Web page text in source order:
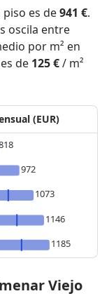
es de941 €.
oscila entre
por m² en
de 125 €/ m²
(EUR)
972
1073
1146
1185
Viejo